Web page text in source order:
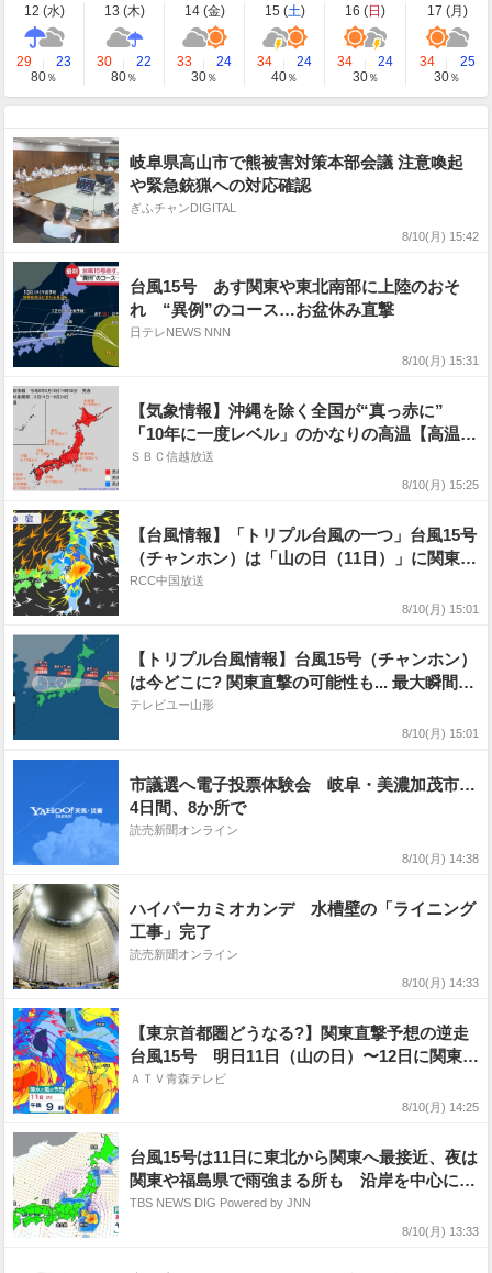
12 (水) 13 (木) 14 (金) 15 (土) 16 (日 ) 17 (月 )
29
23
80％
30
22
80％
33
24
30％
34
24
40％
34
24
30％
34
25
30％
岐阜県高山市で熊被害対策本部会議 注意喚起
や緊急銃猟への対応確認
ぎふチャンDIGITAL
8/10(月) 15:42
台風15号 あす関東や東北南部に上陸のおそ
れ “異例”のコース…お盆休み直撃
日テレNEWS NNN
8/10(月) 15:31
【気象情報】沖縄を除く全国が“真っ赤に”
「10年に一度レベル」のかなりの高温【高温に
関する早期天候情報・気象庁】17日（月）前
後〜 関東甲信・北海道・東北・北陸・東海・
どに注意呼びかけ
ＳＢＣ信越放送
8/10(月) 15:25
【台風情報】「トリプル台風の一つ」台風15号
（チャンホン）は「山の日（11日）」に関東地
方へ上陸か ※20日までの雨風シミュレーショ
RCC中国放送
8/10(月) 15:01
【トリプル台風情報】台風15号（チャンホン）
は今どこに? 関東直撃の可能性も... 最大瞬間風
速35m/s予想 進路予想・勢力を詳しく 台風
13号、台風16号の今後は? 全国の天気を画像
テレビユー山形
8/10(月) 15:01
市議選へ電子投票体験会 岐阜・美濃加茂市…
4日間、8か所で
読売新聞オンライン
8/10(月) 14:38
ハイパーカミオカンデ 水槽壁の「ライニング
工事」完了
読売新聞オンライン
8/10(月) 14:33
【東京首都圏どうなる?】関東直撃予想の逆走
台風15号 明日11日（山の日）〜12日に関東・
東北に上陸か… その後は西日本へと列島横断
予想 「お盆」の日本への影響は? 進路図/雨
ＡＴＶ青森テレビ
8/10(月) 14:25
台風15号は11日に東北から関東へ最接近、夜は
関東や福島県で雨強まる所も 沿岸を中心に強
風や高波にも注意【台風情報】
TBS NEWS DIG Powered by JNN
8/10(月) 13:33